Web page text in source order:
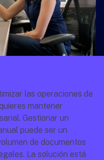
las operaciones de
mantener
Gestionar un
puede ser un
de documentos
La solución está